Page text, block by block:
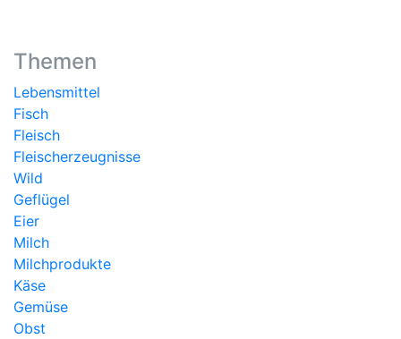
Themen
Lebensmittel
Fisch
Fleisch
Fleischerzeugnisse
Wild
Geflügel
Eier
Milch
Milchprodukte
Käse
Gemüse
Obst